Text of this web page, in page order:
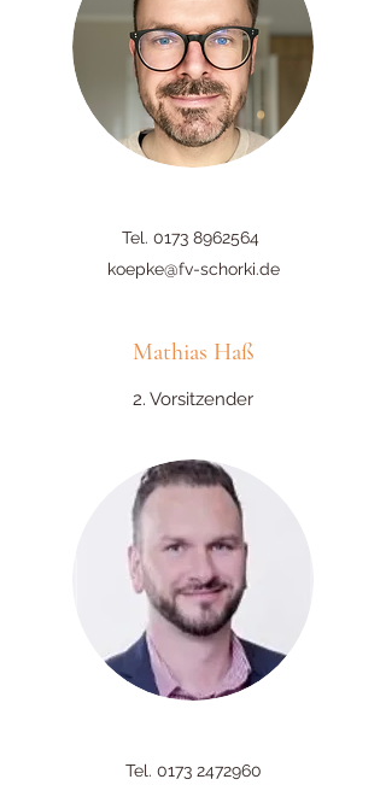
Tel. 0173 8962564
koepke@fv-schorki.de
Mathias Haß
2. Vorsitzender
Tel. 0173 2472960